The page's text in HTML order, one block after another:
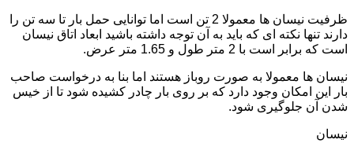
ظرفیت نیسان ها معمولا 2 تن است اما توانایی حمل بار تا سه تن را
دارند تنها نکته ای که باید به آن توجه داشته باشید ابعاد اتاق نیسان
است که برابر است با 2 متر طول و 1.65 متر عرض.
نیسان ها معمولا به صورت روباز هستند اما بنا به درخواست صاحب
بار این امکان وجود دارد که بر روی بار چادر کشیده شود تا از خیس
شدن آن جلوگیری شود.
نیسان